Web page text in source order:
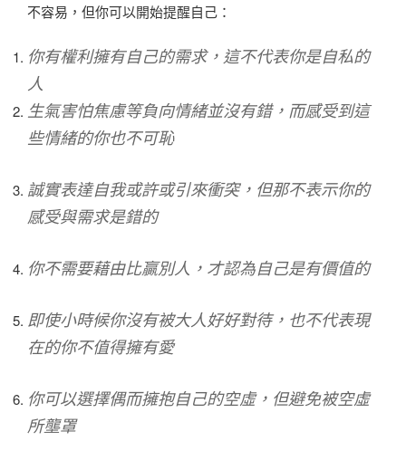
不容易，但你可以開始提醒自己：
你有權利擁有自己的需求，這不代表你是自私的
人
生氣害怕焦慮等負向情緒並沒有錯，而感受到這
些情緒的你也不可恥
誠實表達自我或許或引來衝突，但那不表示你的
感受與需求是錯的
你不需要藉由比贏別人，才認為自己是有價值的
即使小時候你沒有被大人好好對待，也不代表現
在的你不值得擁有愛
你可以選擇偶而擁抱自己的空虛，但避免被空虛
所壟罩